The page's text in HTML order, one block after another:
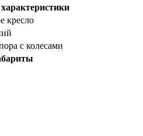
кресло
с колесами